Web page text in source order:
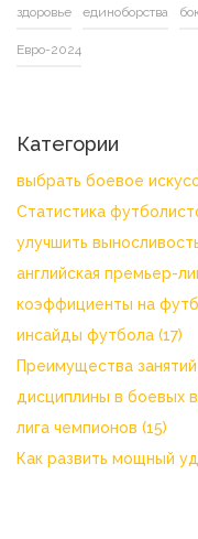
здоровье единоборства
Евро-2024
Категории
выбрать боевое
Статистика
улучшить
английская премьер-
коэффициенты на
инсайды футбола (17)
Преимущества
дисциплины в боевых
лига чемпионов (15)
Как развить мощный